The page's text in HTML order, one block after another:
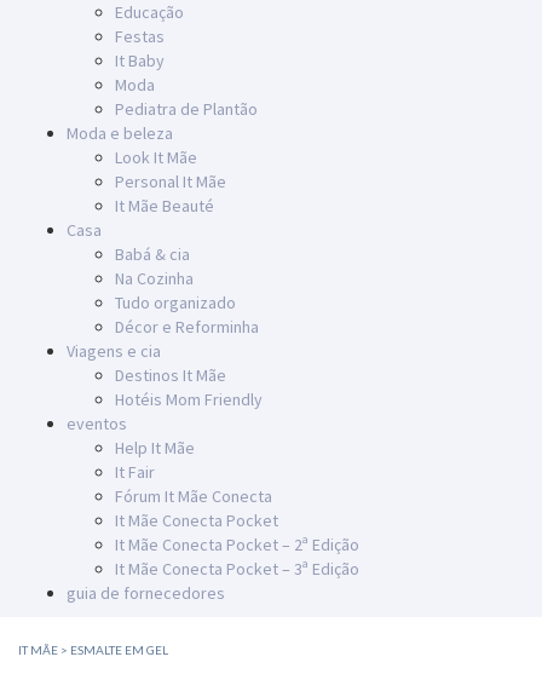
Educação
Festas
It Baby
Moda
Pediatra de Plantão
Moda e beleza
Look It Mãe
Personal It Mãe
It Mãe Beauté
Casa
Babá & cia
Na Cozinha
Tudo organizado
Décor e Reforminha
Viagens e cia
Destinos It Mãe
Hotéis Mom Friendly
eventos
Help It Mãe
It Fair
Fórum It Mãe Conecta
It Mãe Conecta Pocket
It Mãe Conecta Pocket – 2ª Edição
It Mãe Conecta Pocket – 3ª Edição
guia de fornecedores
IT MÃE > ESMALTE EM GEL